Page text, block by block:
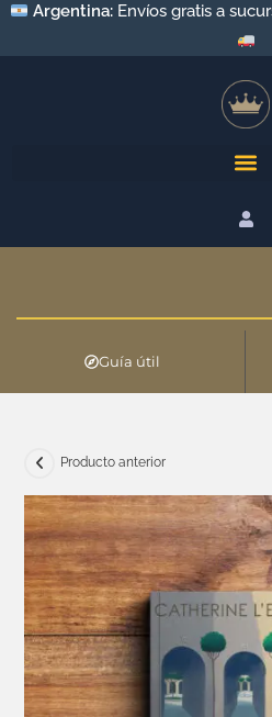
Argentina: Envíos gratis a
Guía útil
Producto anterior